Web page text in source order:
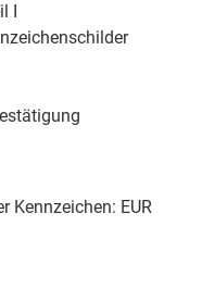
Kennzeichen: EUR